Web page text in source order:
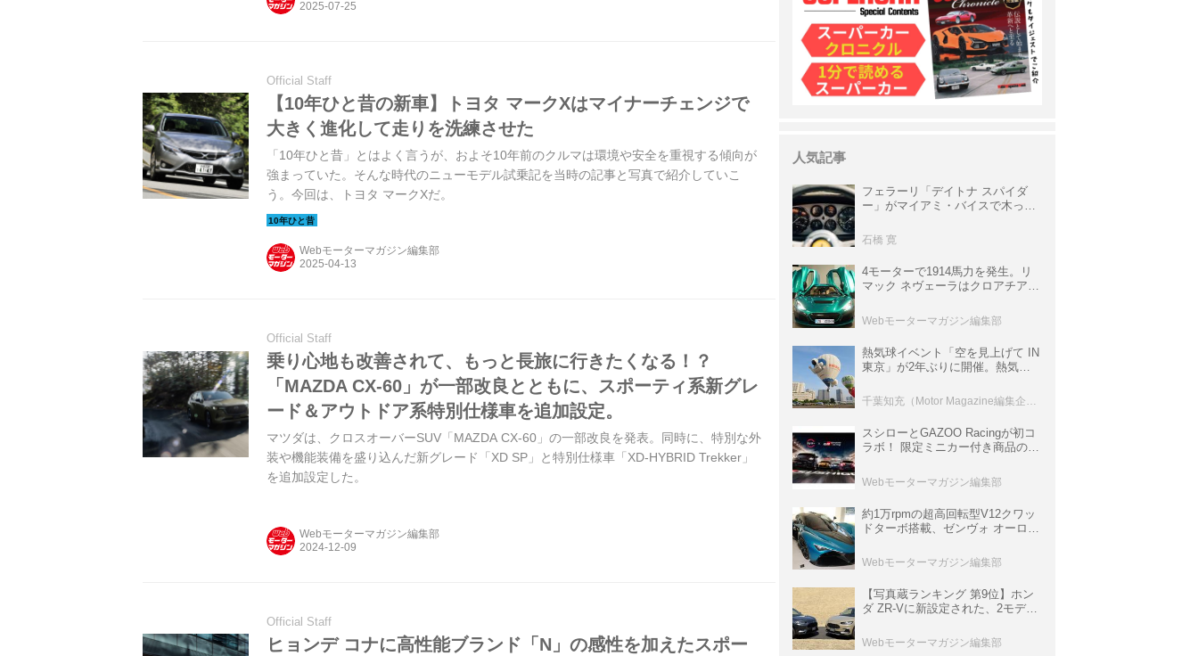
Official Staff
【10年ひと昔の新車】トヨタ マークXはマイナーチェンジで
大きく進化して走りを洗練させた
「10年ひと昔」とはよく言うが、およそ10年前のクルマは環境や安全を重視する傾向が
強まっていた。そんな時代のニューモデル試乗記を当時の記事と写真で紹介していこ
う。今回は、トヨタ マークXだ。
Webモーターマガジン編集部
Official Staff
乗り心地も改善されて、もっと長旅に行きたくなる！？
「MAZDA CX-60」が一部改良とともに、スポーティ系新グレ
ード＆アウトドア系特別仕様車を追加設定。
マツダは、クロスオーバーSUV「MAZDA CX-60」の一部改良を発表。同時に、特別な外
装や機能装備を盛り込んだ新グレード「XD SP」と特別仕様車「XD-HYBRID Trekker」
を追加設定した。
Webモーターマガジン編集部
Official Staff
ヒョンデ コナに高性能ブランド「N」の感性を加えたスポー
人気記事
フェラーリ「デイトナ スパイダ
ー」がマイアミ・バイスで木っ端
サ」に化けた理由
石橋 寛
4モーターで1914馬力を発生。リ
マック ネヴェーラはクロアチア発
ロニクル・完全版／115】
Webモーターマガジン編集部
熱気球イベント「空を見上げて IN
東京」が2年ぶりに開催。熱気球
室などのコンテンツも
千葉知充（Motor Magazine編集企画室）
スシローとGAZOO Racingが初コ
ラボ！ 限定ミニカー付き商品の
ト体験があたる抽選企画などを展
開
Webモーターマガジン編集部
約1万rpmの超高回転型V12クワッ
ドターボ搭載、ゼンヴォ オーロラ
イパーカー【スーパーカークロニ
クル・完全版／116】
Webモーターマガジン編集部
【写真蔵ランキング 第9位】ホン
ダ ZR-Vに新設定された、2モデル
グ」と「ブラックスタイル」
Webモーターマガジン編集部